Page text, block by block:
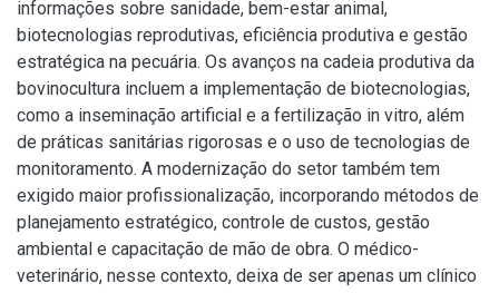
informações sobre sanidade, bem-estar animal,
biotecnologias reprodutivas, eficiência produtiva e gestão
estratégica na pecuária. Os avanços na cadeia produtiva da
bovinocultura incluem a implementação de biotecnologias,
como a inseminação artificial e a fertilização in vitro, além
de práticas sanitárias rigorosas e o uso de tecnologias de
monitoramento. A modernização do setor também tem
exigido maior profissionalização, incorporando métodos de
planejamento estratégico, controle de custos, gestão
ambiental e capacitação de mão de obra. O médico-
veterinário, nesse contexto, deixa de ser apenas um clínico